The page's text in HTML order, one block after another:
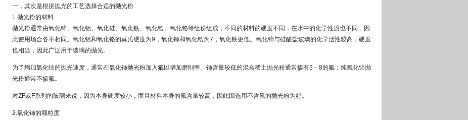
一，其次是根据抛光的工艺选择合适的抛光粉
1.抛光粉的材料
抛光粉通常由氧化铈、氧化铝、氧化硅、氧化铁、氧化锆、氧化铬等组份组成，不同的材料的硬度不同，在水中的化学性质也不同，因
此使用场合各不相同。氧化铝和氧化铬的莫氏硬度为9，氧化铈和氧化锆为7，氧化铁更低。氧化铈与硅酸盐玻璃的化学活性较高，硬度
也相当，因此广泛用于玻璃的抛光。
为了增加氧化铈的抛光速度，通常在氧化铈抛光粉加入氟以增加磨削率。铈含量较低的混合稀土抛光粉通常掺有3－8的氟；纯氧化铈抛
光粉通常不掺氟。
对ZF或F系列的玻璃来说，因为本身硬度较小，而且材料本身的氟含量较高，因此因选用不含氟的抛光粉为好。
2.氧化铈的颗粒度